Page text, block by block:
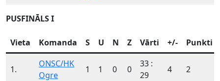
PUSFINĀLS I
Vieta Komanda S U N Z Vārti +/- Punkti
1.
ONSC/HK
Ogre
1 1 0 0
33 :
29
4 2